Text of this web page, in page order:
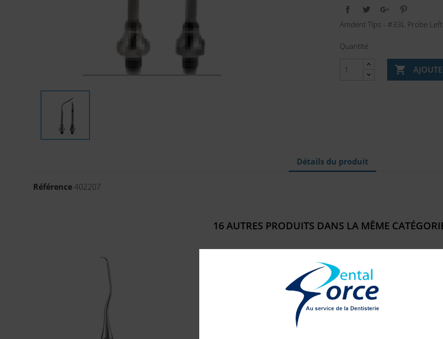
Amdent Tips - #33L Probe
Quantité

Détails du produit
Référence402207
16 AUTRES PRODUITS DANS LA MÊME